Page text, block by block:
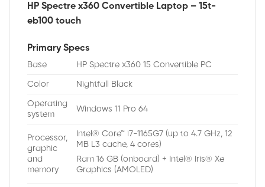
HP Spectre x360 Convertible Laptop – 15t-
eb100 touch
Primary Specs
Base HP Spectre x360 15 Convertible PC
Color Nightfall Black
Operating
system
Windows 11 Pro 64
Processor,
graphic
and
memory
Intel® Core™ i7-1165G7 (up to 4.7 GHz, 12
MB L3 cache, 4 cores)
Ram 16 GB (onboard) + Intel® Iris® Xe
Graphics (AMOLED)